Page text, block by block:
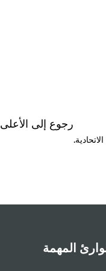
رجوع إلى الأعلى
المهمة